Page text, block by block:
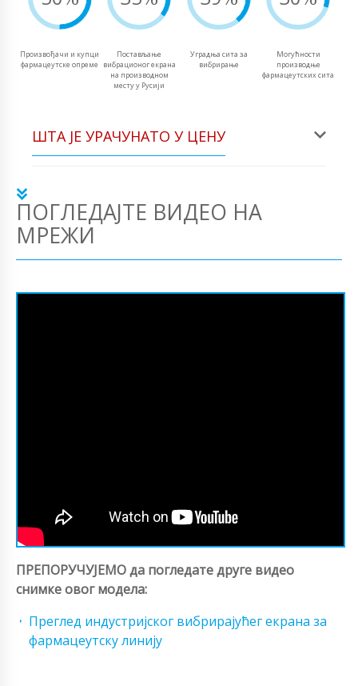
Произвођачи и купци
фармацеутске опреме
Постављање
вибрационог екрана
на производном
месту у Русији
Уградња сита за
вибрирање
Могућности
производње
фармацеутских сита
ШТА ЈЕ УРАЧУНАТО У ЦЕНУ
ПОГЛЕДАЈТЕ ВИДЕО НА
МРЕЖИ
ПРЕПОРУЧУЈЕМО да погледате друге видео
снимке овог модела:
Преглед индустријског вибрирајућег екрана за
фармацеутску линију